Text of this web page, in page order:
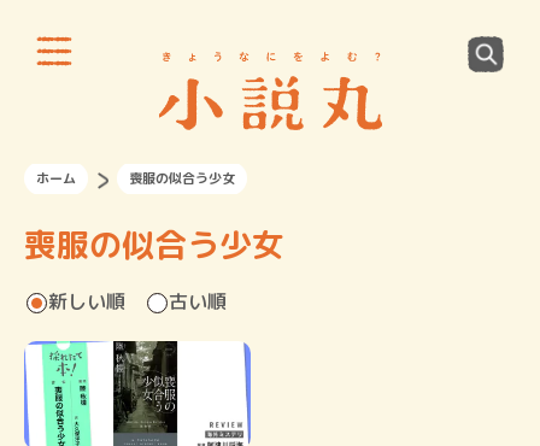
ホーム 喪服の似合う少女
喪服の似合う少女
新しい順 古い順